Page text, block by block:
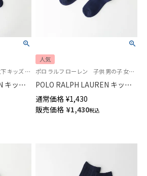
ポロ ラルフ ローレン 紳士 靴下 キッズ 子供
キッズ
ンポ
クス
人気
ポロ ラルフ ローレン 子供 男の子 女の子 スクールソックス
POLO RALPH LAUREN キッズ
綿混 リブ ワンポイント刺繍 ク
ルー丈 スクールソックス
04863400
通常価格 ¥1,430
販売価格 ¥1,430税込